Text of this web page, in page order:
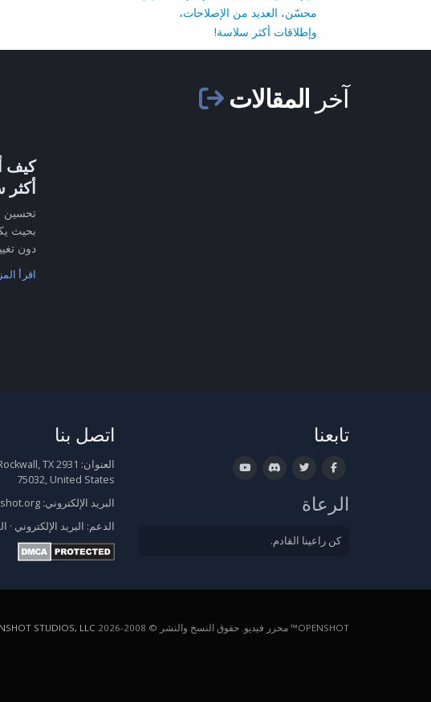
محسّن، العديد من الإصلاحات،
وإطلاقات أكثر سلاسة!
آخر المقالات
كيف
تحسين
بحيث
دون
اقرأ
اتصل بنا
العنوان:
Rockwall, TX
75032, United States
البريد الإلكتروني:
الدعم: البريد الإلكتروني ·
تابعنا
الرعاة
كن راعينا القادم.
OPENSHOT™ محرر فيديو. حقوق النسخ والنشر © 2008-2026 STUDIOS, LLC